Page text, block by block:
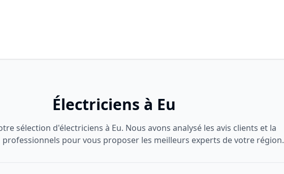
Électriciens à Eu
sélection d'électriciens à Eu. Nous avons analysé les avis clients et la
pour vous proposer les meilleurs experts de votre région.